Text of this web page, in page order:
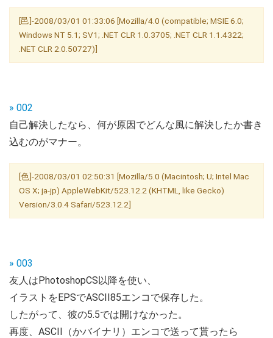
[邑]-2008/03/01 01:33:06 [Mozilla/4.0 (compatible; MSIE 6.0;
Windows NT 5.1; SV1; .NET CLR 1.0.3705; .NET CLR 1.1.4322;
.NET CLR 2.0.50727)]
» 002
自己解決したなら、何が原因でどんな風に解決したか書き
込むのがマナー。
[色]-2008/03/01 02:50:31 [Mozilla/5.0 (Macintosh; U; Intel Mac
OS X; ja-jp) AppleWebKit/523.12.2 (KHTML, like Gecko)
Version/3.0.4 Safari/523.12.2]
» 003
友人はPhotoshopCS以降を使い、
イラストをEPSでASCII85エンコで保存した。
したがって、彼の5.5では開けなかった。
再度、ASCII（かバイナリ）エンコで送って貰ったら